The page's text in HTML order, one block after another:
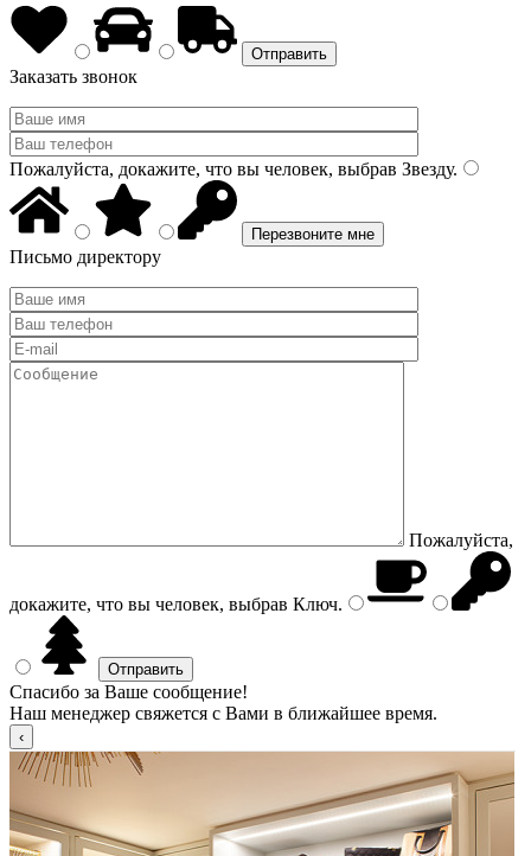
Заказать звонок
Пожалуйста, докажите, что вы человек, выбрав Звезду.
Письмо директору
Пожалуйста,
докажите, что вы человек, выбрав Ключ.
Спасибо за Ваше сообщение!
Наш менеджер свяжется с Вами в ближайшее время.